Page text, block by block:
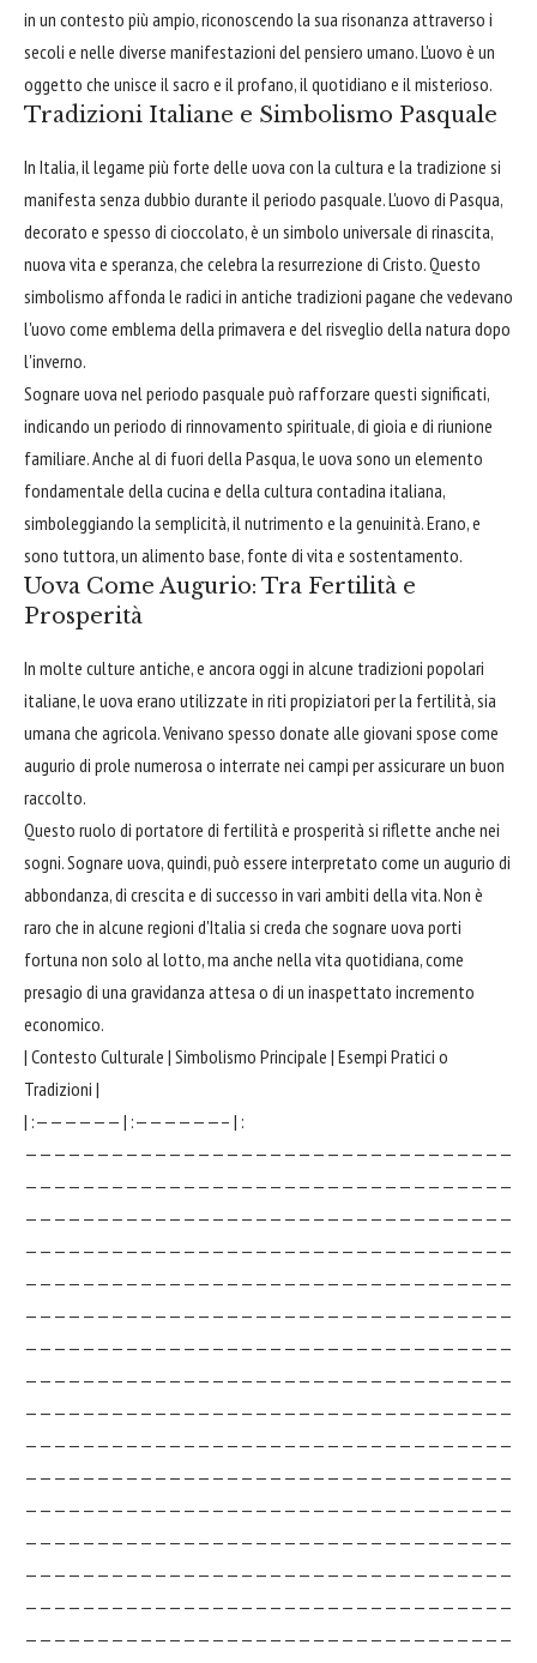
in un contesto più ampio, riconoscendo la sua risonanza attraverso i
secoli e nelle diverse manifestazioni del pensiero umano. L'uovo è un
oggetto che unisce il sacro e il profano, il quotidiano e il misterioso.
Tradizioni Italiane e Simbolismo Pasquale
In Italia, il legame più forte delle uova con la cultura e la tradizione si
manifesta senza dubbio durante il periodo pasquale. L'uovo di Pasqua,
decorato e spesso di cioccolato, è un simbolo universale di rinascita,
nuova vita e speranza, che celebra la resurrezione di Cristo. Questo
simbolismo affonda le radici in antiche tradizioni pagane che vedevano
l'uovo come emblema della primavera e del risveglio della natura dopo
l'inverno.
Sognare uova nel periodo pasquale può rafforzare questi significati,
indicando un periodo di rinnovamento spirituale, di gioia e di riunione
familiare. Anche al di fuori della Pasqua, le uova sono un elemento
fondamentale della cucina e della cultura contadina italiana,
simboleggiando la semplicità, il nutrimento e la genuinità. Erano, e
sono tuttora, un alimento base, fonte di vita e sostentamento.
Uova Come Augurio: Tra Fertilità e
Prosperità
In molte culture antiche, e ancora oggi in alcune tradizioni popolari
italiane, le uova erano utilizzate in riti propiziatori per la fertilità, sia
umana che agricola. Venivano spesso donate alle giovani spose come
augurio di prole numerosa o interrate nei campi per assicurare un buon
raccolto.
Questo ruolo di portatore di fertilità e prosperità si riflette anche nei
sogni. Sognare uova, quindi, può essere interpretato come un augurio di
abbondanza, di crescita e di successo in vari ambiti della vita. Non è
raro che in alcune regioni d'Italia si creda che sognare uova porti
fortuna non solo al lotto, ma anche nella vita quotidiana, come
presagio di una gravidanza attesa o di un inaspettato incremento
economico.
| Contesto Culturale | Simbolismo Principale | Esempi Pratici o
Tradizioni |
| :—————— | :——————– | :————————————————————————————————————————————————————————————————————————————————————————————————————————————————————————————————————————————————————————————————————————————————————————————————————————————————————————————————————————————————————————————————————————————————————————————————————————————————————————————————————————————————————————————————————————————————————————————————————————————————————————————————————————————————————————————————————————————————————————————————————————————————————————————————————————————————————————————————————————————————————————————————————————————————————————————————————————————————————————————————————————————————————————————————————————————————————————————————————————————————————————————————————————————————————————————————————————————————————————————————————————————————————————————————————————————————————————————————————————————————————————————————————————————————————————————————————————————————————————————————————————————————————————————————————————————————————————————————————————————————————————————————————————————————————————————————————————————————————————————————————————————————————————————————————————————————————————————————————————————————————————————————————————————————————————————————————————————————————————————————————————————————————————————————————————————————————————————————————————————————————————————————————————————————————————————————————————————————————————————————————————————————————————————————————————————————————————————————————————————————————————————————————————————————————————————————————————————————————————————————————————————————————————————————————————————————————————————————————————————————————————————————————————————————————————————————————————————————————————————————————————————————————————————————————————————————————————————————————————————————————————————————————————————————————————————————————————————————————————————————————————————————————————————————————————————————————————————————————————————————————————————————————————————————————————————————————————————————————————————————————————————————————————————————————————————————————————————————————————————————————————————————————————————————————————————————————————————————————————————————————————————————————————————————————————————————————————————————————————————————————————————————————————————————————————————————————————————————————————————————————————————————————————————————————————————————————————————————————————————————————————————————————————————————————————————————————————————————————————————————————————————————————————————————————————————————————————————————————————————————————————————————————————————————————————————————————————————————————————————————————————————————————————————————————————————————————————————————————————————————————————————————————————————————————————————————————————————————————————————————————————————————————————————————————————————————————————————————————————————————————————————————————————————————————————————————————————————————————————————————————————————————————————————————————————————————————————————————————————————————————————————————————————————————————————————————————————————————————————————————————————————————————————————————————————————————————————————————————————————————————————————————————————————————————————————————————————————————————————————————————————————————————————————————————————————————————————————————————————————————————————————————————————————————————————————————————————————————————————————————————————————————————————————————————————————————————————————————————————————————————————————————————————————————————————————————————————————————————————————————————————————————————————————————————————————————————————————————————————————————————————————————————————————————————————————————————————————————————————————————————————————————————————————————————————————————————————————————————————————————————————————————————————————————————————————————————————————————————————————————————————————————————————————————————————————————————————————————————————————————————————————————————————————————————————————————————————————————————————————————————————————————————————————————————————————————————————————————————————————————————————————————————————————————————————————————————————————————————————————————————————————————————————————————————————————————————————————————————————————————————————————————————————————————————————————————————————————————————————————————————————————————————————————————————————————————————————————————————————————————————————————————————————————————————————————————————————————————————————————————————————————————————————————————————————————————————————————————————————————————————————————————————————————————————————————————————————————————————————————————————————————————————————————————————————————————————————————————————————————————————————————————————————————————————————————————————————————————————————————————————————————————————————————————————————————————————————————————————————————————————————————————————————————————————————————————————————————————————————————————————————————————————————————————————————————————————————————————————————————————————————————————————————————————————————————————————————————————————————————————————————————————————————————————————————————————————————————————————————————————————————————————————————————————————————————————————————————————————————————————————————————————————————————————————————————————————————————————————————————————————————————————————————————————————————————————————————————————————————————————————————————————————————————————————————————————————————————————————————————————————————————————————————————————————————————————————————————————————————————————————————————————————————————————————————————————————————————————————————————————————————————————————————————————————————————————————————————————————————————————————————————————————————————————————————————————————————————————————————————————————————————————————————————————————————————————————————————————————————————————————————————————————————————————————————————————————————————————————————————————————————————————————————————————————————————————————————————————————————————————————————————————————————————————————————————————————————————————————————————————————————————————————————————————————————————————————————————————————————————————————————————————————————————————————————————————————————————————————————————————————————————————————————————————————————————————————————————————————————————————————————————————————————————————————————————————————————————————————————————————————————————————————————————————————————————————————————————————————————————————————————————————————————————————————————————————————————————————————————————————————————————————————————————————————————————————————————————————————————————————————————————————————————————————————————————————————————————————————————————————————————————————————————————————————————————————————————————————————————————————————————————————————————————————————————————————————————————————————————————————————————————————————————————————————————————————————————————————————————————————————————————————————————————————————————————————————————————————————————————————————————————————————————————————————————————————————————————————————————————————————————————————————————————————————————————————————————————————————————————————————————————————————————————————————————————————————————————————————————————————————————————————————————————————————————————————————————————————————————————————————————————————————————————————————————————————————————————————————————————————————————————————————————————————————————————————————————————————————————————————————————————————————————————————————————————————————————————————————————————————————————————————————————————————————————————————————————————————————————————————————————————————————————————————————————————————————————————————————————————————————————————————————————————————————————————————————————————————————————————————————————————————————————————————————————————————————————————————————————————————————————————————————————————————————————————————————————————————————————————————————————————————————————————————————————————————————————————————————————————————————————————————————————————————————————————————————————————————————————————————————————————————————————————————————————————————————————————————————————————————————————————————————————————————————————————————————————————————————————————————————————————————————————————————————————————————————————————————————————————————————————————————————————————————————————————————————————————————————————————————————————————————————————————————————————————————————————————————————————————————————————————————————————————————————————————————————————————————————————————————————————————————————————————————————————————————————————————————————————————————————————————————————————————————————————————————————————————————————————————————————————————————————————————————————————————————————————————————————————————————————————————————————————————————————————————————————————————————————————————————————————————————————————————————————————————————————————————————————————————————————————————————————————————————————————————————————————————————————————————————————————————————————————————————————————————————————————————————————————————————————————————————————————————————————————————————————————————————————————————————————————————————————————————————————————————————————————————————————————————————————————————————————————————————————————————————————————————————————————————————————————————————————————————————————————————————————————————————————————————————————————————————————————————————————————————————————————————————————————————————————————————————————————————————————————————————————————————————————————————————————————————————————————————————————————————————————————